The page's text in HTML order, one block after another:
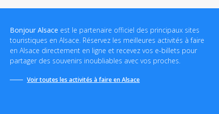
Bonjour Alsace est le partenaire officiel des principaux sites
touristiques en Alsace. Réservez les meilleures activités à faire
en Alsace directement en ligne et recevez vos e-billets pour
partager des souvenirs inoubliables avec vos proches.
Voir toutes les activités à faire en Alsace